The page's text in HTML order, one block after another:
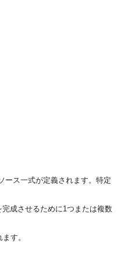
ース一式が定義されます。特定
成させるために1つまたは複数
す。